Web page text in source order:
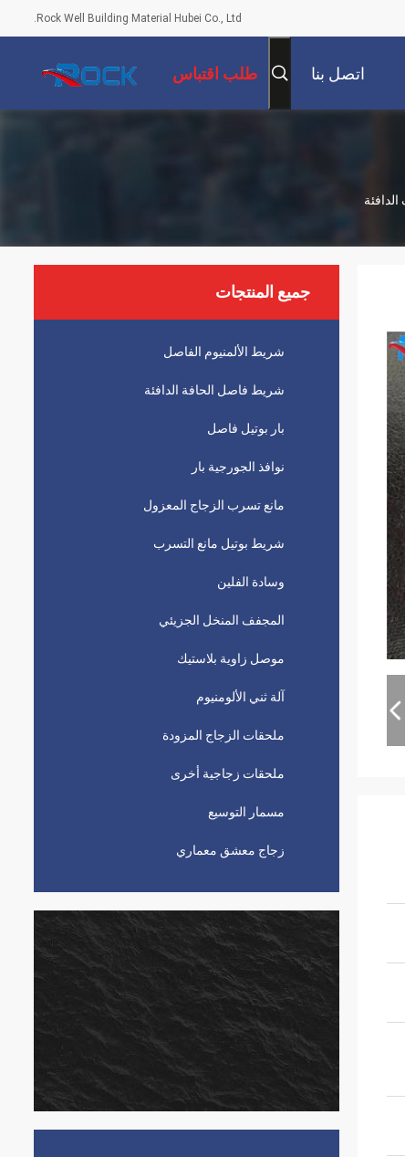
Rock Well Building Material Hubei Co., Ltd.
اتصل بنا طلب اقتباس
جميع المنتجات
شريط الألمنيوم الفاصل
شريط فاصل الحافة الدافئة
بار بوتيل فاصل
نوافذ الجورجية بار
مانع تسرب الزجاج المعزول
شريط بوتيل مانع التسرب
وسادة الفلين
المجفف المنخل الجزيئي
موصل زاوية بلاستيك
آلة ثني الألومنيوم
ملحقات الزجاج المزودة
ملحقات زجاجية أخرى
مسمار التوسيع
زجاج معشق معماري